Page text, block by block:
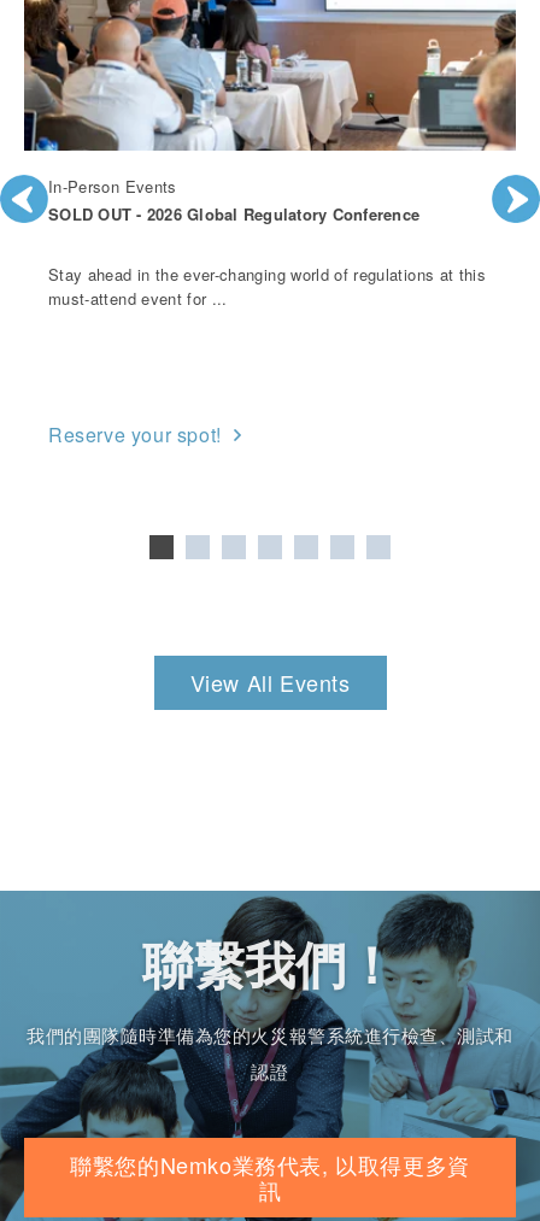
In-Person Events
SOLD OUT - 2026 Global Regulatory Conference
Stay ahead in the ever-changing world of regulations at this
must-attend event for ...
Reserve your spot!
View All Events
聯繫我們！
我們的團隊隨時準備為您的火災報警系統進行檢查、測試和
認證
聯繫您的Nemko業務代表, 以取得更多資
訊